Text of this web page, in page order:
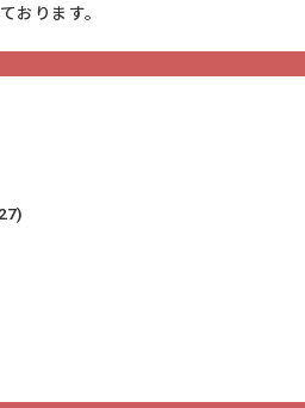
おります。